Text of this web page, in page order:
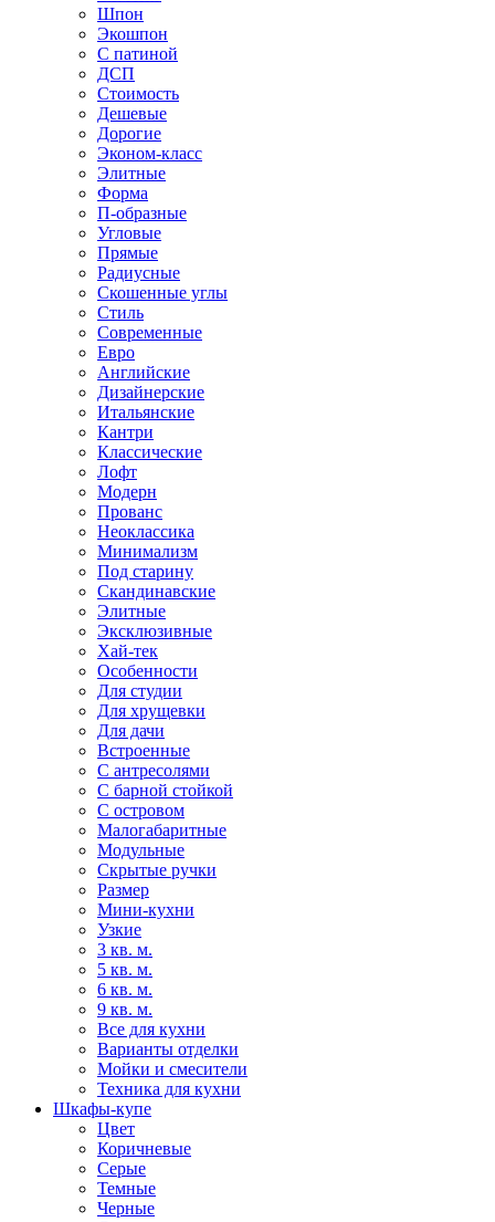
Шпон
Экошпон
С патиной
ДСП
Стоимость
Дешевые
Дорогие
Эконом-класс
Элитные
Форма
П-образные
Угловые
Прямые
Радиусные
Скошенные углы
Стиль
Современные
Евро
Английские
Дизайнерские
Итальянские
Кантри
Классические
Лофт
Модерн
Прованс
Неоклассика
Минимализм
Под старину
Скандинавские
Элитные
Эксклюзивные
Хай-тек
Особенности
Для студии
Для хрущевки
Для дачи
Встроенные
С антресолями
С барной стойкой
С островом
Малогабаритные
Модульные
Скрытые ручки
Размер
Мини-кухни
Узкие
3 кв. м.
5 кв. м.
6 кв. м.
9 кв. м.
Все для кухни
Варианты отделки
Мойки и смесители
Техника для кухни
Шкафы-купе
Цвет
Коричневые
Серые
Темные
Черные